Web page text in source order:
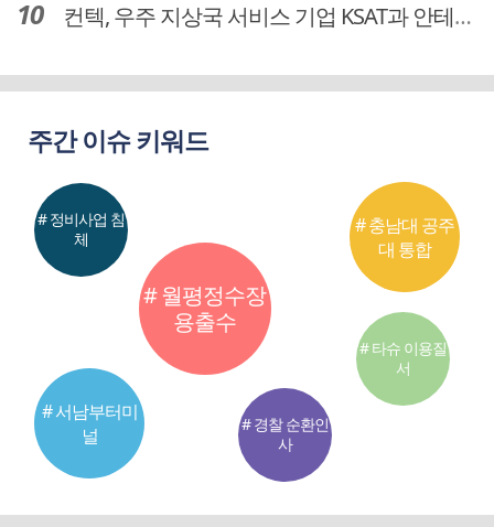
컨텍, 우주 지상국 서비스 기업 KSAT과 안테나 6기 계약 체결
주간 이슈 키워드
# 월평정수장
용출수
# 서남부터미
널
# 충남대 공주
대 통합
# 정비사업 침
체
# 경찰 순환인
사
# 타슈 이용질
서